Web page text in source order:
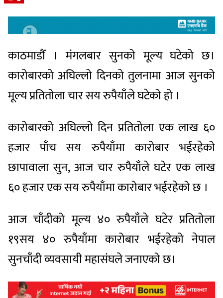
काठमाडौँ । मंगलबार सुनको मूल्य घटेको छ।
कारोबारको अघिल्लो दिनको तुलनामा आज सुनको
मूल्य प्रतितोला चार सय रुपैयाँले घटेको हो ।
कारोबारको अघिल्लो दिन प्रतितोला एक लाख ६०
हजार पाँच सय रुपैयाँमा कारोबार भईरहेको
छापावाला सुन, आज चार रुपैयाँले घटेर एक लाख
६० हजार एक सय रुपैयाँमा कारोबार भईरहेको छ ।
आज चाँदीको मूल्य ४० रुपैयाँले घटेर प्रतितोला
१९सय ४० रुपैयाँमा कारोबार भईरहेको नेपाल
सुनचाँदी व्यवसायी महासंघले जनाएको छ।